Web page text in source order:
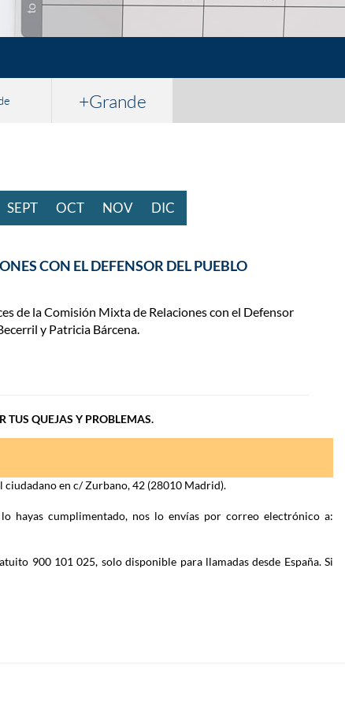
+Grande
SEPTIEMBRE
OCTUBRENOVIEMBRE
DIC
CON EL DEFENSOR DEL PUEBLO
de la Comisión Mixta de Relaciones con el Defensor
y Patricia Bárcena.
TUS QUEJAS Y PROBLEMAS.
en c/ Zurbano, 42 (28010 Madrid).
hayas cumplimentado, nos lo envías por correo electrónico a:
900 101 025, solo disponible para llamadas desde España. Si